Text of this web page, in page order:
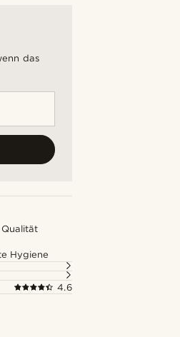
das
Hygiene
4.6